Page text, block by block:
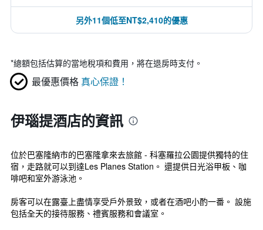
另外11個低至NT$2,410的優惠
*總額包括估算的當地稅項和費用，將在退房時支付。
最優惠價格 真心保證！
伊瑙提酒店的資訊
位於巴塞隆納市的巴塞隆拿來去旅館 - 科塞羅拉公園提供獨特的住
宿，走路就可以到達Les Planes Station。 還提供日光浴甲板、咖
啡吧和室外游泳池。
房客可以在露臺上盡情享受戶外景致，或者在酒吧小酌一番。 設施
包括全天的接待服務、禮賓服務和會議室。